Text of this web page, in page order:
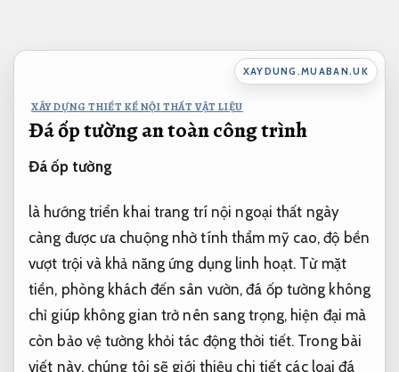
nội
XAYDUNG.MUABAN.UK
XÂY DỰNG THIẾT KẾ NỘI THẤT VẬT LIỆU
Đá ốp tường an toàn công trình
Đá ốp tường
là hướng triển khai trang trí nội ngoại thất ngày
càng được ưa chuộng nhờ tính thẩm mỹ cao, độ bền
vượt trội và khả năng ứng dụng linh hoạt. Từ mặt
tiền, phòng khách đến sân vườn, đá ốp tường không
chỉ giúp không gian trở nên sang trọng, hiện đại mà
còn bảo vệ tường khỏi tác động thời tiết. Trong bài
viết này, chúng tôi sẽ giới thiệu chi tiết các loại đá